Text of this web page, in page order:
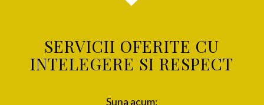
SERVICII OFERITE CU
INTELEGERE SI RESPECT
Suna acum: